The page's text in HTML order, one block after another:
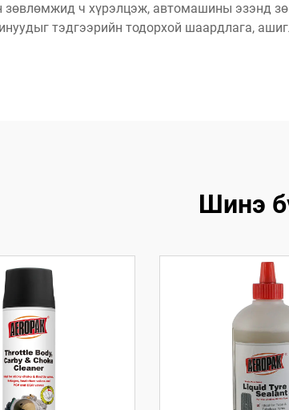
зөвлөмжид ч хүрэлцэж, автомашины эзэнд
тэдгээрийн тодорхой шаардлага,
Шинэ